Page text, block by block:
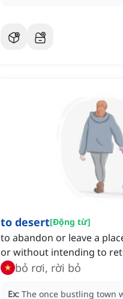
to desert[Động từ]
to abandon or leave a
or without intending to
bỏ rơi, rời bỏ
Ex: The once bustling town